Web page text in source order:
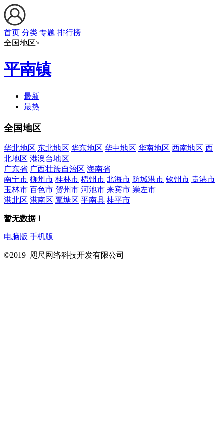
首页 分类 专题 排行榜
全国地区>
平南镇
最新
最热
全国地区
华北地区 东北地区 华东地区 华中地区 华南地区 西南地区 西
北地区 港澳台地区
广东省 广西壮族自治区 海南省
南宁市 柳州市 桂林市 梧州市 北海市 防城港市 钦州市 贵港市
玉林市 百色市 贺州市 河池市 来宾市 崇左市
港北区 港南区 覃塘区 平南县 桂平市
暂无数据！
电脑版 手机版
©2019 咫尺网络科技开发有限公司